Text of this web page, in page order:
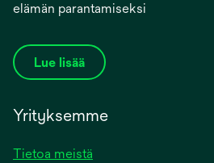
elämän parantamiseksi
Lue lisää
Yrityksemme
Tietoa meistä